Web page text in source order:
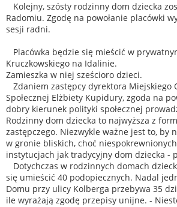
Kolejny, szósty rodzinny dom dziecka
Radomiu. Zgodę na powołanie placówki
sesji radni.
Placówka będzie się mieścić w
Kruczkowskiego na Idalinie.
Zamieszka w niej sześcioro dzieci.
Zdaniem zastępcy dyrektora Miejskiego
Społecznej Elżbiety Kupidury, zgoda na
dobry kierunek polityki społecznej
Rodzinny dom dziecka to najwyższa z
zastępczego. Niezwykle ważne jest to, by
w gronie bliskich, choć
instytucjach jak tradycyjny dom dziecka -
Dotychczas w rodzinnych domach
się umieścić 40 podopiecznych. Nadal
Domu przy ulicy Kolberga przebywa 35
ile wyrażają zgodę przepisy unijne. -